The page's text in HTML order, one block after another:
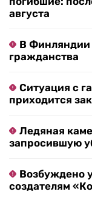
августа
В Финляндии
гражданства
Ситуация с
приходится
Ледяная
запросившую
Возбуждено
создателям